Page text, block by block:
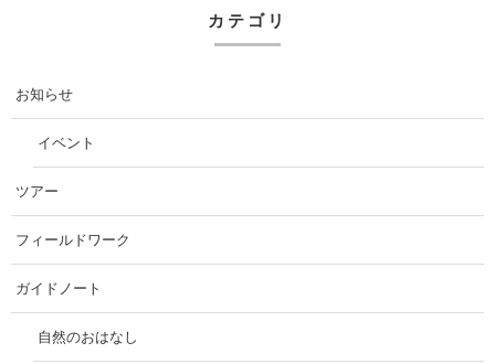
カテゴリ
お知らせ
イベント
ツアー
フィールドワーク
ガイドノート
自然のおはなし